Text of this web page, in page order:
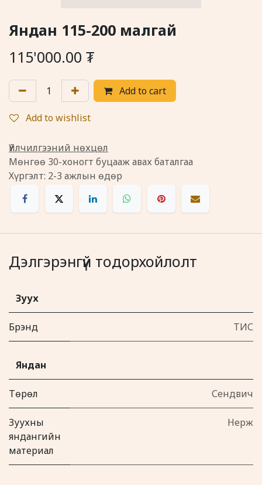
Яндан 115-200 малгай
115'000.00 ₮
Add to cart
Add to wishlist
Үйлчилгээний нөхцөл
Мөнгөө 30-хоногт буцааж авах баталгаа
Хүргэлт: 2-3 ажлын өдөр
Дэлгэрэнгүй тодорхойлолт
Зуух
Брэнд ТИС
Яндан
Төрөл Сендвич
Зуухны
яндангийн
материал
Нерж